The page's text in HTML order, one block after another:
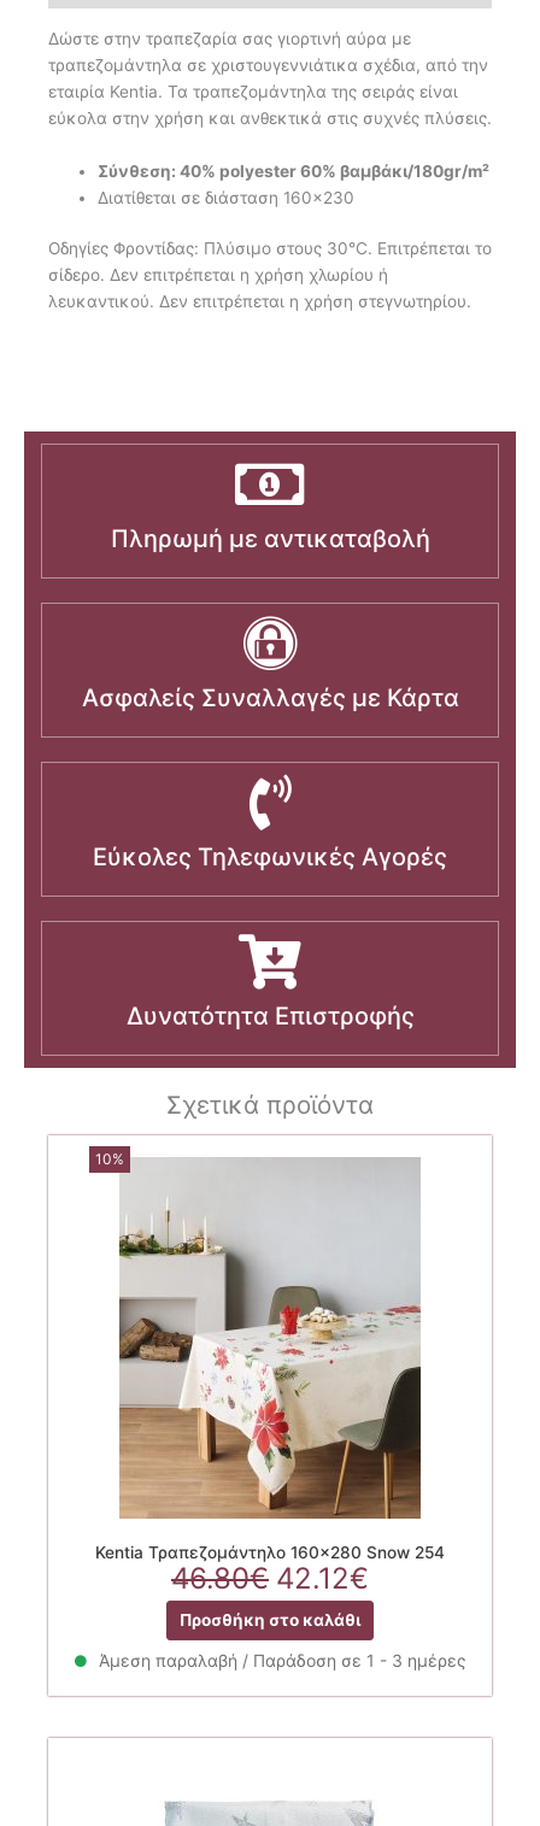
Δώστε στην τραπεζαρία σας γιορτινή αύρα με
τραπεζομάντηλα σε χριστουγεννιάτικα σχέδια, από την
εταιρία Kentia. Τα τραπεζομάντηλα της σειράς είναι
εύκολα στην χρήση και ανθεκτικά στις συχνές πλύσεις.
Σύνθεση: 40% polyester 60% βαμβάκι/180gr/m²
Διατίθεται σε διάσταση 160×230
Οδηγίες Φροντίδας: Πλύσιμο στους 30°C. Επιτρέπεται το
σίδερο. Δεν επιτρέπεται η χρήση χλωρίου ή
λευκαντικού. Δεν επιτρέπεται η χρήση στεγνωτηρίου.
Πληρωμή με αντικαταβολή
Ασφαλείς Συναλλαγές με Κάρτα
Εύκολες Τηλεφωνικές Αγορές
Δυνατότητα Επιστροφής
Σχετικά προϊόντα
10%
Kentia Τραπεζομάντηλο 160×280 Snow 254
46.80€ Original
price
was:
46.80€.
42.12€
τρέχουσα
τιμή
είναι:
Προσθήκη στο καλάθι
Άμεση παραλαβή / Παράδοση σε 1 - 3 ημέρες